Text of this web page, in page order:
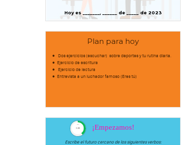
Hoy es _______, ______ de _____ de 2023
Plan para hoy
Dos ejercicios (escuchar) sobre deportes y tu rutina diaria.
Ejercicio de escritura
Ejercicio de lectura
Entrevista a un luchador famoso (Eres tú)
¡Empezamos!
Escribe el futuro cercano de los siguientes verbos:
3:00